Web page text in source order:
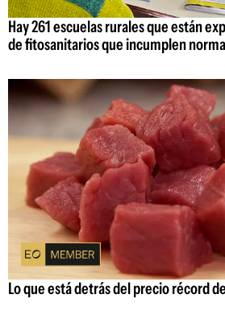
Hay 261 escuelas rurales que están
de fitosanitarios que incumplen
Lo que está detrás del precio récord